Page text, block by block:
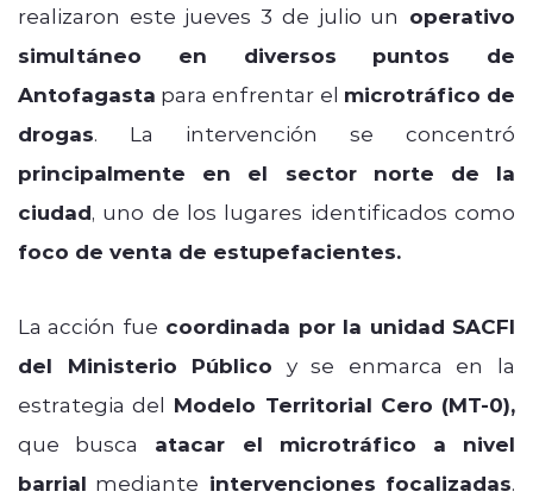
realizaron este jueves 3 de julio un operativo
simultáneo en diversos puntos de
Antofagasta para enfrentar el microtráfico de
drogas. La intervención se concentró
principalmente en el sector norte de la
ciudad, uno de los lugares identificados como
foco de venta de estupefacientes.
La acción fue coordinada por la unidad SACFI
del Ministerio Público y se enmarca en la
estrategia del Modelo Territorial Cero (MT‑0),
que busca
atacar el microtráfico a nivel
barrial mediante intervenciones focalizadas.